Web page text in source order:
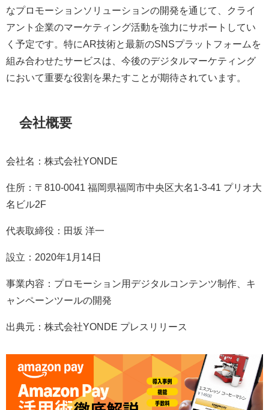
なプロモーションソリューションの開発を通じて、クライ
アント企業のマーケティング活動を強力にサポートしてい
く予定です。特にAR技術と最新のSNSプラットフォームを
組み合わせたサービスは、今後のデジタルマーケティング
において重要な役割を果たすことが期待されています。
会社概要
会社名：株式会社YONDE
住所：〒810-0041 福岡県福岡市中央区大名1-3-41 プリオ大
名ビル2F
代表取締役：田坂 洋一
設立：2020年1月14日
事業内容：プロモーション用デジタルコンテンツ制作、キ
ャンペーンツールの開発
出典元：株式会社YONDE プレスリリース